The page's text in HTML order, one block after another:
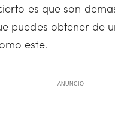
es que son
puedes obtener de
este.
ANUNCIO